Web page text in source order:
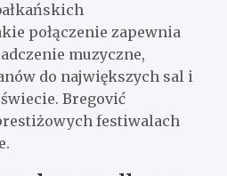
połączenie zapewnia
muzyczne,
do największych sal i
Bregović
festiwalach